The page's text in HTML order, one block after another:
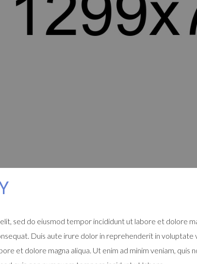
sed do eiusmod tempor incididunt ut labore et dolore
Duis aute irure dolor in reprehenderit in
et dolore magna aliqua. Ut enim ad minim veniam, quis